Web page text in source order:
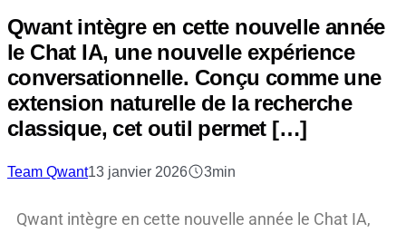
Qwant intègre en cette nouvelle année
le Chat IA, une nouvelle expérience
conversationnelle. Conçu comme une
extension naturelle de la recherche
classique, cet outil permet […]
Team Qwant13 janvier 2026 3min
Qwant intègre en cette nouvelle année le Chat IA,